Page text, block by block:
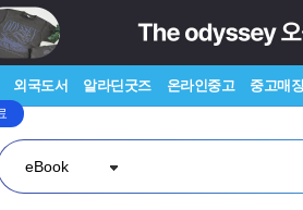
외국도서 알라딘굿즈 온라인중고 중고매장
eBook